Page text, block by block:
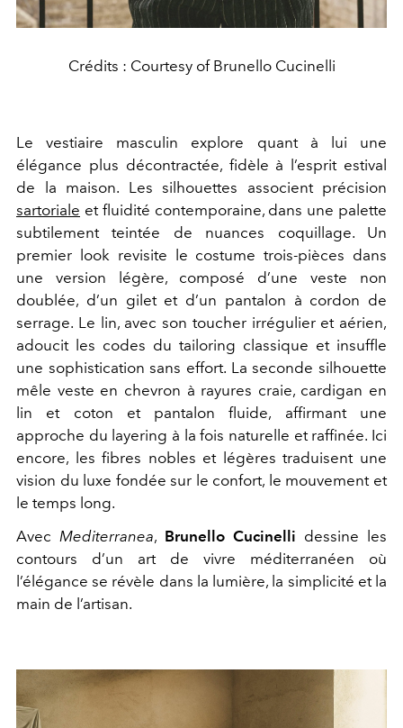
Crédits : Courtesy of Brunello Cucinelli
Le vestiaire masculin explore quant à lui une
élégance plus décontractée, fidèle à l’esprit estival
de la maison. Les silhouettes associent précision
sartoriale et fluidité contemporaine, dans une palette
subtilement teintée de nuances coquillage. Un
premier look revisite le costume trois-pièces dans
une version légère, composé d’une veste non
doublée, d’un gilet et d’un pantalon à cordon de
serrage. Le lin, avec son toucher irrégulier et aérien,
adoucit les codes du tailoring classique et insuffle
une sophistication sans effort. La seconde silhouette
mêle veste en chevron à rayures craie, cardigan en
lin et coton et pantalon fluide, affirmant une
approche du layering à la fois naturelle et raffinée. Ici
encore, les fibres nobles et légères traduisent une
vision du luxe fondée sur le confort, le mouvement et
le temps long.
Avec Mediterranea, Brunello Cucinelli dessine les
contours d’un art de vivre méditerranéen où
l’élégance se révèle dans la lumière, la simplicité et la
main de l’artisan.